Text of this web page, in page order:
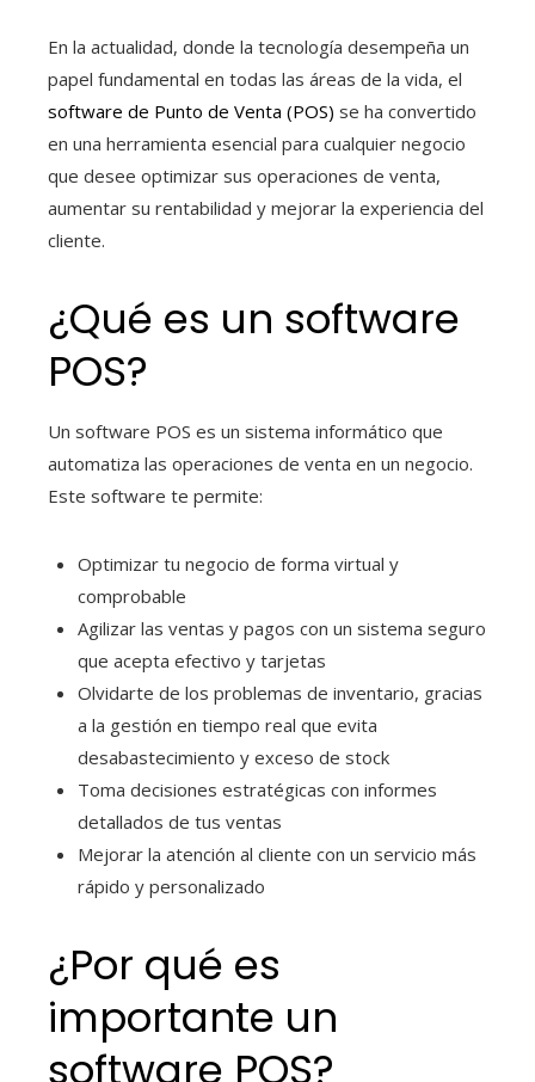
En la actualidad, donde la tecnología desempeña un
papel fundamental en todas las áreas de la vida, el
software de Punto de Venta (POS) se ha convertido
en una herramienta esencial para cualquier negocio
que desee optimizar sus operaciones de venta,
aumentar su rentabilidad y mejorar la experiencia del
cliente.
¿Qué es un software
POS?
Un software POS es un sistema informático que
automatiza las operaciones de venta en un negocio.
Este software te permite:
Optimizar tu negocio de forma virtual y
comprobable
Agilizar las ventas y pagos con un sistema seguro
que acepta efectivo y tarjetas
Olvidarte de los problemas de inventario, gracias
a la gestión en tiempo real que evita
desabastecimiento y exceso de stock
Toma decisiones estratégicas con informes
detallados de tus ventas
Mejorar la atención al cliente con un servicio más
rápido y personalizado
¿Por qué es
importante un
software POS?